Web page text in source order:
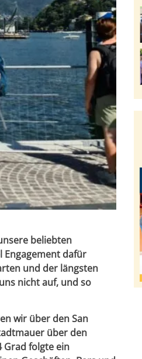
beliebten
Engagement dafür
und der längsten
nicht auf, und so
wir über den San
über den
Grad folgte ein